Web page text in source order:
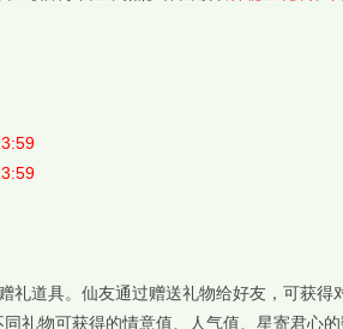
礼道具。仙友通过赠送礼物给好友，可获得
同礼物可获得的情意值、人气值、星寄君心的